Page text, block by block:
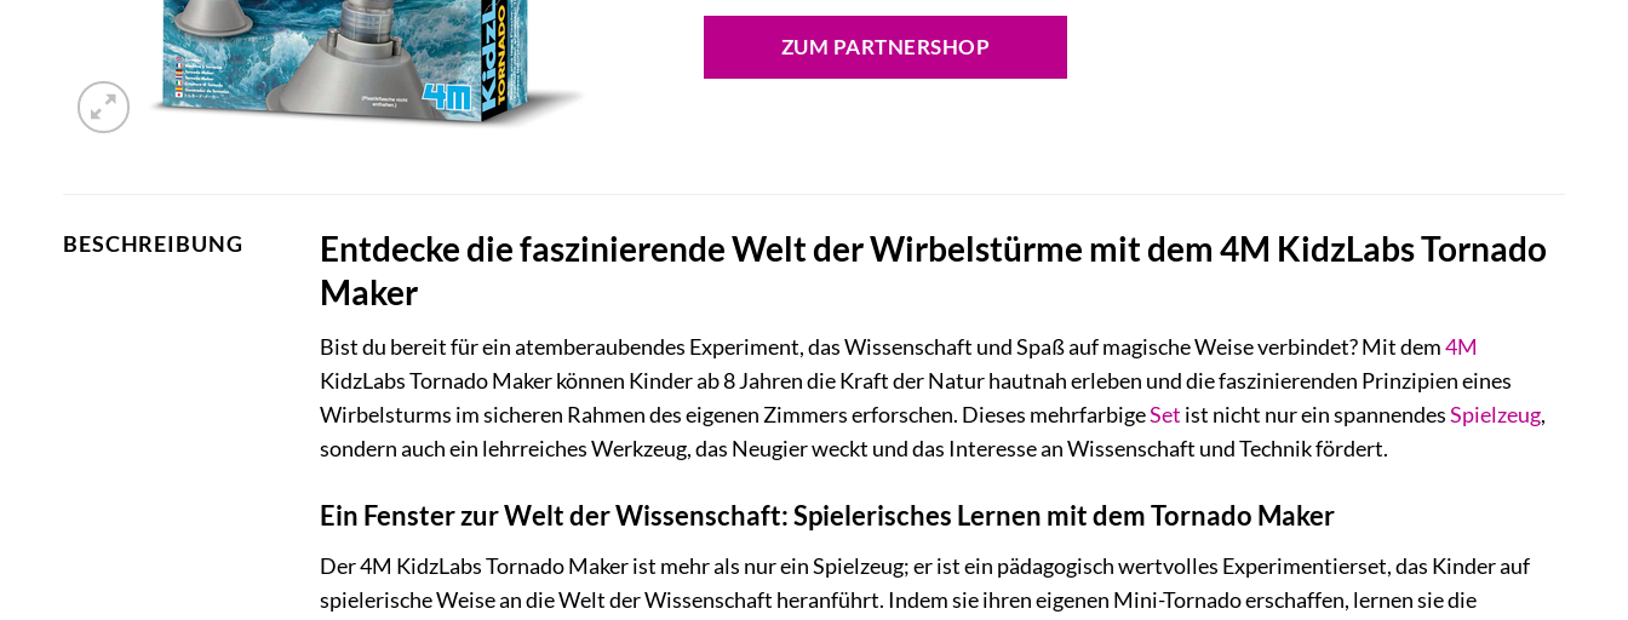
ZUM PARTNERSHOP
BESCHREIBUNG
Entdecke die faszinierende Welt der Wirbelstürme mit dem 4M KidzLabs Tornado
Maker
Bist du bereit für ein atemberaubendes Experiment, das Wissenschaft und Spaß auf magische Weise verbindet? Mit dem4M
KidzLabs Tornado Maker können Kinder ab 8 Jahren die Kraft der Natur hautnah erleben und die faszinierenden Prinzipien eines
Wirbelsturms im sicheren Rahmen des eigenen Zimmers erforschen. Dieses mehrfarbigeSet ist nicht nur ein spannendesSpielzeug,
sondern auch ein lehrreiches Werkzeug, das Neugier weckt und das Interesse an Wissenschaft und Technik fördert.
Ein Fenster zur Welt der Wissenschaft: Spielerisches Lernen mit dem Tornado Maker
Der 4M KidzLabs Tornado Maker ist mehr als nur ein Spielzeug; er ist ein pädagogisch wertvolles Experimentierset, das Kinder auf
spielerische Weise an die Welt der Wissenschaft heranführt. Indem sie ihren eigenen Mini-Tornado erschaffen, lernen sie die